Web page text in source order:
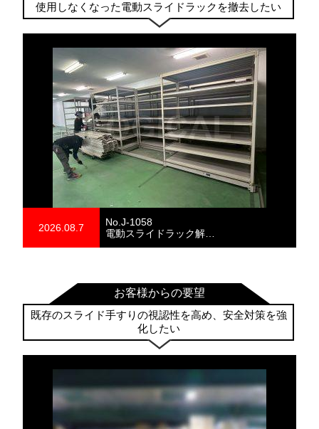
使用しなくなった電動スライドラックを撤去したい
2026.08.7
No.J-1058
電動スライドラック解…
お客様からの要望
既存のスライド手すりの視認性を高め、安全対策を強
化したい